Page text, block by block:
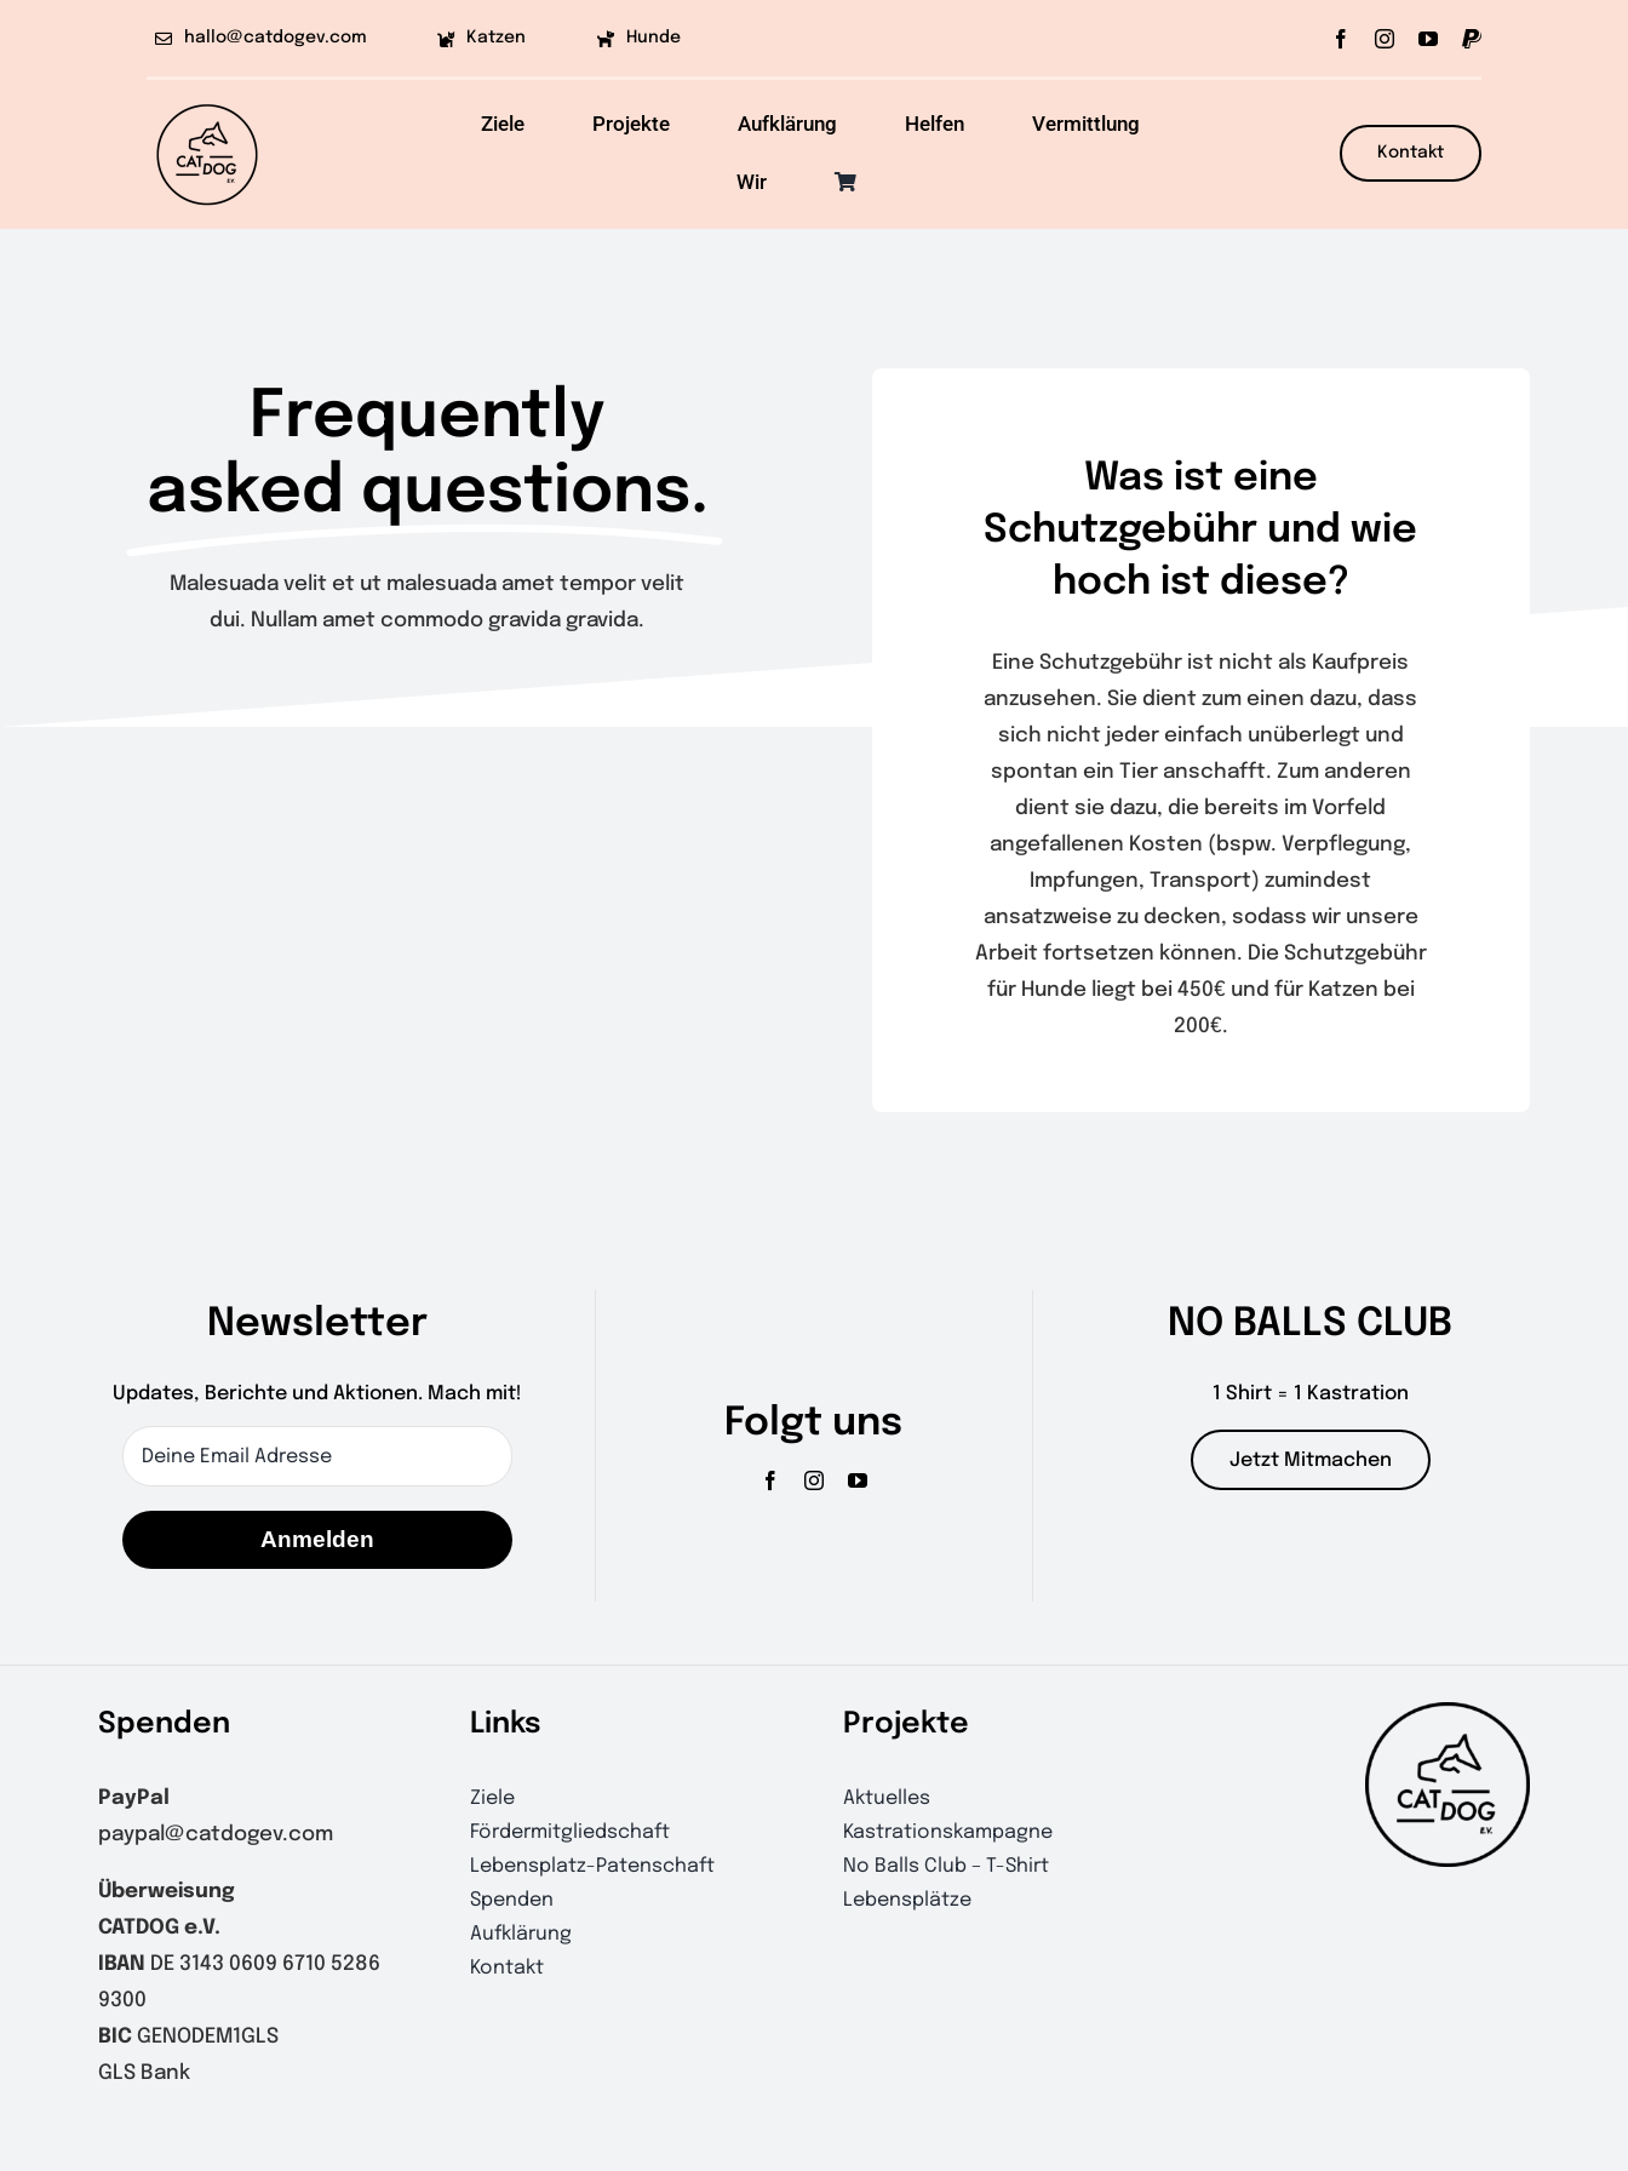
hallo@catdogev.com Katzen Hunde
Ziele Projekte Aufklärung Helfen Vermittlung
Wir
Kontakt
Frequently
asked questions.
Malesuada velit et ut malesuada amet tempor velit
dui. Nullam amet commodo gravida gravida.
Was ist eine
Schutzgebühr und wie
hoch ist diese?
Eine Schutzgebühr ist nicht als Kaufpreis
anzusehen. Sie dient zum einen dazu, dass
sich nicht jeder einfach unüberlegt und
spontan ein Tier anschafft. Zum anderen
dient sie dazu, die bereits im Vorfeld
angefallenen Kosten (bspw. Verpflegung,
Impfungen, Transport) zumindest
ansatzweise zu decken, sodass wir unsere
Arbeit fortsetzen können. Die Schutzgebühr
für Hunde liegt bei 450€ und für Katzen bei
200€.
Newsletter
Updates, Berichte und Aktionen. Mach mit!
Anmelden
Folgt uns
NO BALLS CLUB
1 Shirt = 1 Kastration
Jetzt Mitmachen
Spenden
PayPal
paypal@catdogev.com
Überweisung
CATDOG e.V.
IBAN
DE 3143 0609 6710 5286
9300
BICGENODEM1GLS
GLS Bank
Links
Ziele
Fördermitgliedschaft
Lebensplatz-Patenschaft
Spenden
Aufklärung
Kontakt
Projekte
Aktuelles
Kastrationskampagne
No Balls Club – T-Shirt
Lebensplätze